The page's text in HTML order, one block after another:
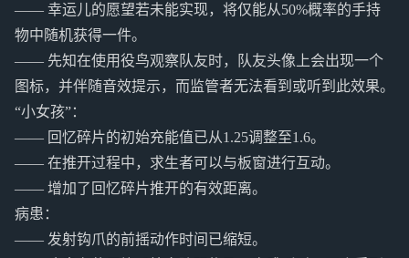
—— 幸运儿的愿望若未能实现，将仅能从50%概率的手持
物中随机获得一件。
—— 先知在使用役鸟观察队友时，队友头像上会出现一个
图标，并伴随音效提示，而监管者无法看到或听到此效果。
“小女孩”：
—— 回忆碎片的初始充能值已从1.25调整至1.6。
—— 在推开过程中，求生者可以与板窗进行互动。
—— 增加了回忆碎片推开的有效距离。
病患：
—— 发射钩爪的前摇动作时间已缩短。